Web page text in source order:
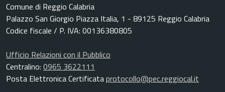
Comune di Reggio Calabria
Palazzo San Giorgio Piazza Italia, 1 - 89125 Reggio Calabria
Codice fiscale / P. IVA: 00136380805
Ufficio Relazioni con il Pubblico
Centralino: 0965 3622111
Posta Elettronica Certificataprotocollo@pec.reggiocal.it